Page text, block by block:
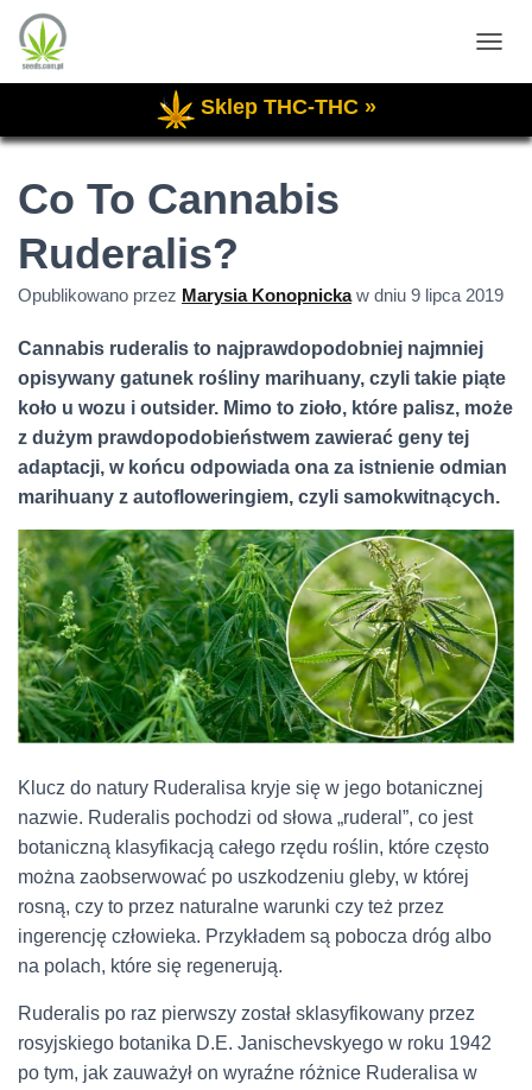
Sklep THC-THC »
R
Ł
W
C
Co To Cannabis
Ruderalis?
Opublikowano przez Marysia Konopnickaw dniu 9 lipca 2019
Cannabis ruderalis to najprawdopodobniej najmniej
opisywany gatunek rośliny marihuany, czyli takie piąte
koło u wozu i outsider. Mimo to zioło, które palisz, może
z dużym prawdopodobieństwem zawierać geny tej
adaptacji, w końcu odpowiada ona za istnienie odmian
marihuany z autofloweringiem, czyli samokwitnących.
Klucz do natury Ruderalisa kryje się w jego botanicznej
nazwie. Ruderalis pochodzi od słowa „ruderal”, co jest
botaniczną klasyfikacją całego rzędu roślin, które często
można zaobserwować po uszkodzeniu gleby, w której
rosną, czy to przez naturalne warunki czy też przez
ingerencję człowieka. Przykładem są pobocza dróg albo
na polach, które się regenerują.
Ruderalis po raz pierwszy został sklasyfikowany przez
rosyjskiego botanika D.E. Janischevskyego w roku 1942
po tym, jak zauważył on wyraźne różnice Ruderalisa w